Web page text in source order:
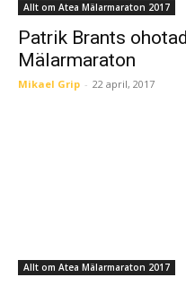
Allt om Atea Mälarmaraton 2017
Patrik Brants
Mälarmaraton
Mikael Grip - 22 april, 2017
Allt om Atea Mälarmaraton 2017